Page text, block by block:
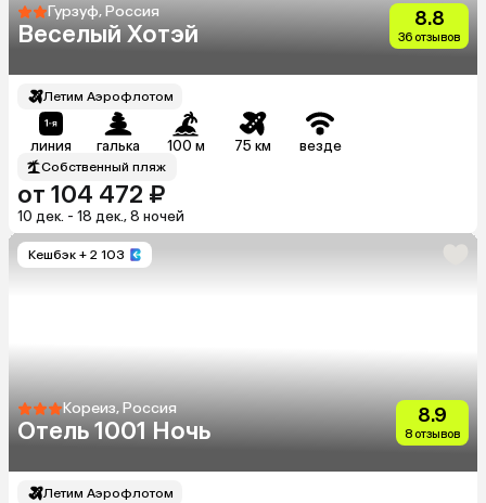
Гурзуф, Россия
Веселый Хотэй
8.8
36 отзывов
Летим Аэрофлотом
линия галька 100 м 75 км везде
Собственный пляж
от 104 472 ₽
10 дек. - 18 дек., 8 ночей
Кешбэк + 2 103
Кореиз, Россия
Отель 1001 Ночь
8.9
8 отзывов
Летим Аэрофлотом